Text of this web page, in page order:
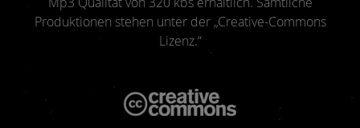
Produktionen stehen unter der „Creative-Commons
Lizenz.“